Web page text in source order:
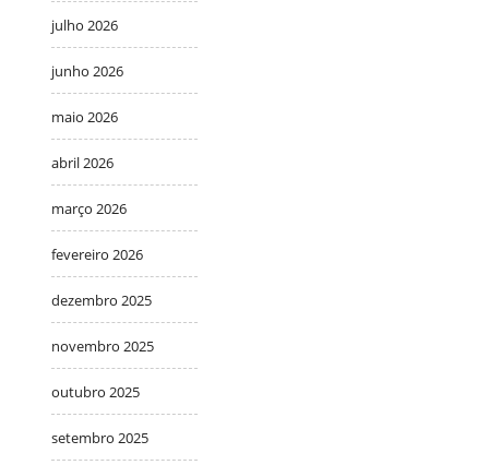
julho 2026
junho 2026
maio 2026
abril 2026
março 2026
fevereiro 2026
dezembro 2025
novembro 2025
outubro 2025
setembro 2025